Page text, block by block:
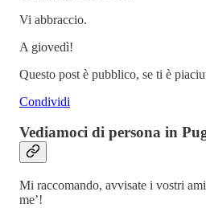
Vi abbraccio.
A giovedì!
Questo post è pubblico, se ti è
Condividi
Vediamoci di persona in
Mi raccomando, avvisate i vostri
me’!